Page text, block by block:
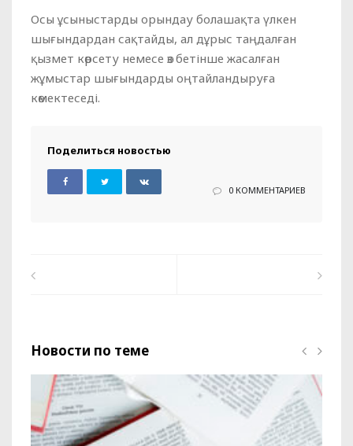
Осы ұсыныстарды орындау болашақта үлкен
шығындардан сақтайды, ал дұрыс таңдалған
қызмет көрсету немесе өз бетінше жасалған
жұмыстар шығындарды оңтайландыруға
көмектеседі.
Поделиться новостью
0 КОММЕНТАРИЕВ
Новости по теме